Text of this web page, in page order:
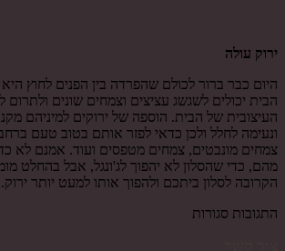
ירוק עולה
היום כבר ברור לכולם שהפרדה בין הפנים לחוץ
הבית יכולים לשגשג עציצים וצמחים שונים ולתרום
העיצובית של הבית. הוספה של ירוקים למיניהם
ונעימה לחלל ולכן כדאי לפזר אותם בטוב טעם
צמחים מונבטים, צמחים מטפסים ועוד. אמנם לא
מהם, כדי שהסלון לא יהפוך לג'ונגל, אבל בהחלט
הקרובה לסלון ביתכם ולהפוך אותו למעט יותר ירוק.
התגובות סגורות